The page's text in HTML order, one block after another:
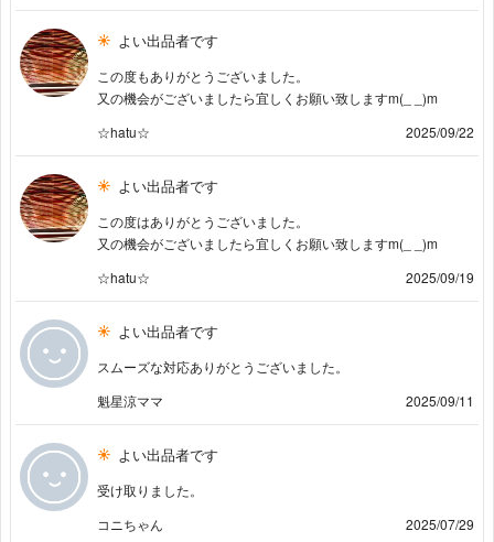
よい出品者です
この度もありがとうございました。
又の機会がございましたら宜しくお願い致しますm(_ _)m
☆hatu☆
2025/09/22
よい出品者です
この度はありがとうございました。
又の機会がございましたら宜しくお願い致しますm(_ _)m
☆hatu☆
2025/09/19
よい出品者です
スムーズな対応ありがとうございました。
魁星涼ママ
2025/09/11
よい出品者です
受け取りました。
コニちゃん
2025/07/29